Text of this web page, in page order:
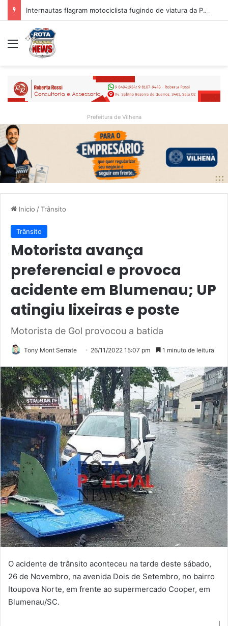
Internautas flagram motociclista fugindo de viatura da PM em Vilhena/RO
Menu
Prefeitura de Vilhena
Inicio /Trânsito
Trânsito
Motorista avança
preferencial e provoca
acidente em Blumenau; UP
atingiu lixeiras e poste
Motorista de Gol provocou a batida
Tony Mont Serrate 26/11/2022 15:07 pm 1 minuto de leitura
O acidente de trânsito aconteceu na tarde deste sábado,
26 de Novembro, na avenida Dois de Setembro, no bairro
Itoupova Norte, em frente ao supermercado Cooper, em
Blumenau/SC.